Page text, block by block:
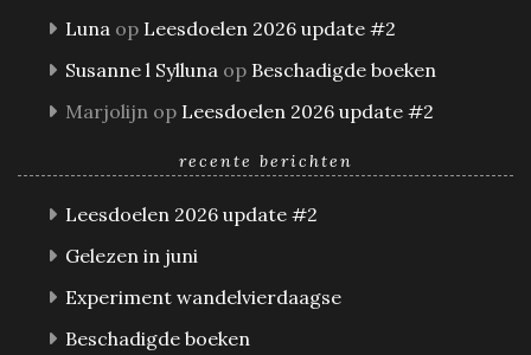
Luna op Leesdoelen 2026 update #2
Susanne l Sylluna op Beschadigde boeken
Marjolijn op Leesdoelen 2026 update #2
recente berichten
Leesdoelen 2026 update #2
Gelezen in juni
Experiment wandelvierdaagse
Beschadigde boeken